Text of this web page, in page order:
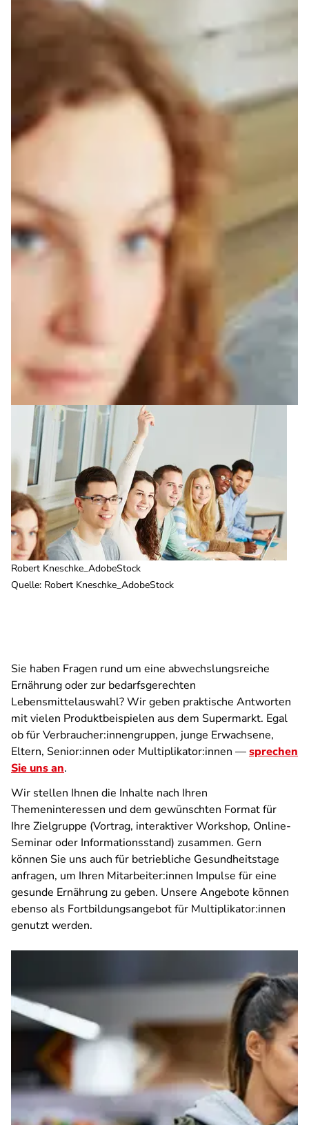
Robert Kneschke_AdobeStock
Quelle: Robert Kneschke_AdobeStock
Sie haben Fragen rund um eine abwechslungsreiche
Ernährung oder zur bedarfsgerechten
Lebensmittelauswahl? Wir geben praktische Antworten
mit vielen Produktbeispielen aus dem Supermarkt. Egal
ob für Verbraucher:innengruppen, junge Erwachsene,
Eltern, Senior:innen oder Multiplikator:innen —sprechen
Sie uns an.
Wir stellen Ihnen die Inhalte nach Ihren
Themeninteressen und dem gewünschten Format für
Ihre Zielgruppe (Vortrag, interaktiver Workshop, Online-
Seminar oder Informationsstand) zusammen. Gern
können Sie uns auch für betriebliche Gesundheitstage
anfragen, um Ihren Mitarbeiter:innen Impulse für eine
gesunde Ernährung zu geben. Unsere Angebote können
ebenso als Fortbildungsangebot für Multiplikator:innen
genutzt werden.